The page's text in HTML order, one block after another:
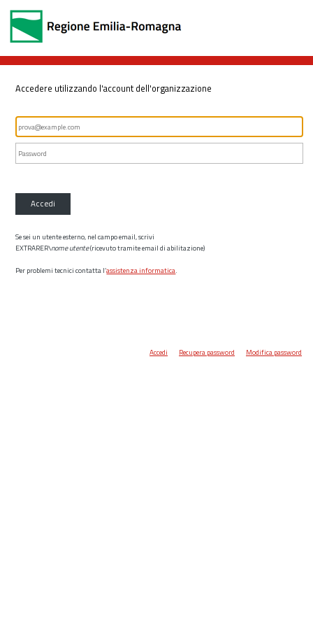
Accedere utilizzando l'account dell'organizzazione
Accedi
Se sei un utente esterno, nel campo email, scrivi
EXTRARER\nome utente(ricevuto tramite email di abilitazione)
Per problemi tecnici contatta l’assistenza informatica.
Accedi Recupera password Modifica password